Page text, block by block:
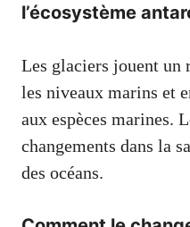
l’écosystème
Les glaciers jouent un
les niveaux marins et
aux espèces marines.
changements dans la
des océans.